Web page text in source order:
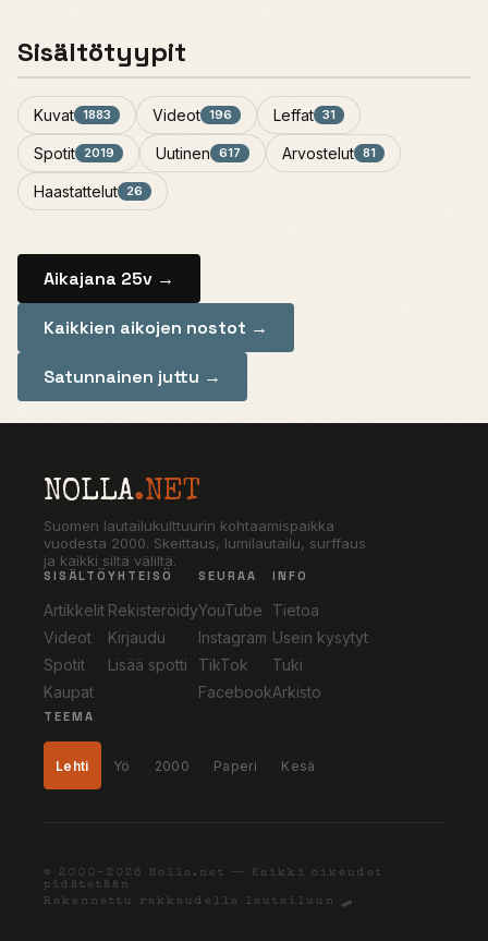
Sisältötyypit
Kuvat 1883 Videot 196 Leffat 31
Spotit 2019 Uutinen 617 Arvostelut 81
Haastattelut 26
Aikajana 25v →
Kaikkien aikojen nostot →
Satunnainen juttu →
NOLLA.NET
Suomen lautailukulttuurin kohtaamispaikka
vuodesta 2000. Skeittaus, lumilautailu, surffaus
ja kaikki siltä väliltä.
SISÄLTÖ
Artikkelit
Videot
Spotit
Kaupat
YHTEISÖ
Rekisteröidy
Kirjaudu
Lisää spotti
SEURAA
YouTube
Instagram
TikTok
Facebook
INFO
Tietoa
Usein kysytyt
Tuki
Arkisto
TEEMA
Lehti Yö 2000 Paperi Kesä
© 2000–2026 Nolla.net — Kaikki oikeudet
pidätetään
Rakennettu rakkaudella lautailuun 🛹